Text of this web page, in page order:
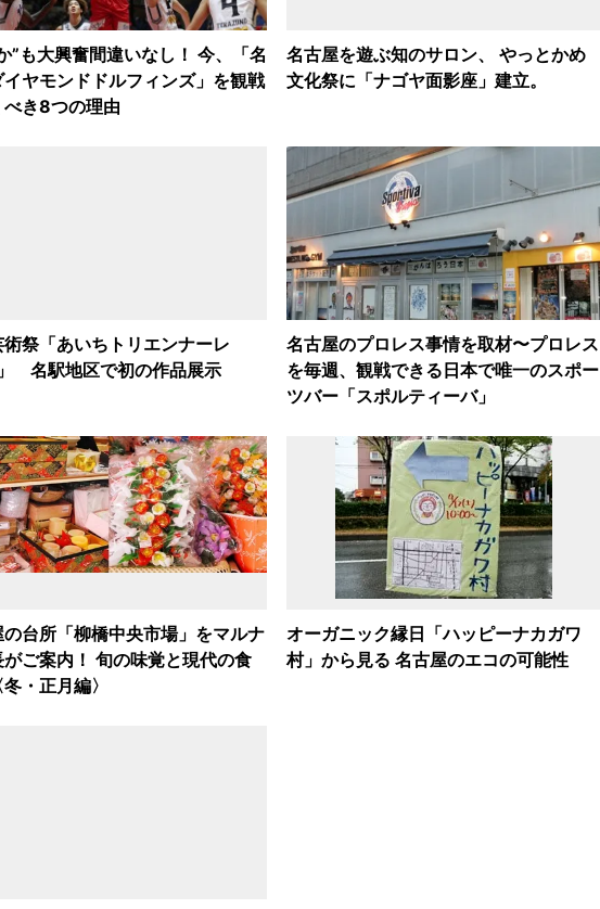
”も大興奮間違いなし！ 今、「名
ヤモンドドルフィンズ」を観戦
べき8つの理由
名古屋を遊ぶ知のサロン、 やっとかめ
文化祭に「ナゴヤ面影座」建立。
術祭「あいちトリエンナーレ
名駅地区で初の作品展示
名古屋のプロレス事情を取材〜プロレス
を毎週、観戦できる日本で唯一のスポー
ツバー「スポルティーバ」
台所「柳橋中央市場」をマルナ
がご案内！ 旬の味覚と現代の食
・正月編〉
オーガニック縁日「ハッピーナカガワ
村」から見る 名古屋のエコの可能性